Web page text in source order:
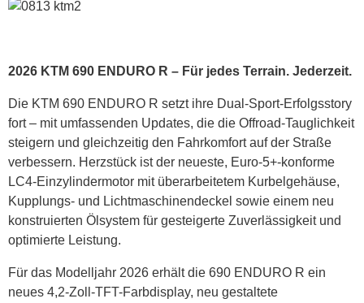
2026 KTM 690 ENDURO R – Für jedes Terrain. Jederzeit.
Die KTM 690 ENDURO R setzt ihre Dual-Sport-Erfolgsstory
fort – mit umfassenden Updates, die die Offroad-Tauglichkeit
steigern und gleichzeitig den Fahrkomfort auf der Straße
verbessern. Herzstück ist der neueste, Euro-5+-konforme
LC4-Einzylindermotor mit überarbeitetem Kurbelgehäuse,
Kupplungs- und Lichtmaschinendeckel sowie einem neu
konstruierten Ölsystem für gesteigerte Zuverlässigkeit und
optimierte Leistung.
Für das Modelljahr 2026 erhält die 690 ENDURO R ein
neues 4,2-Zoll-TFT-Farbdisplay, neu gestaltete